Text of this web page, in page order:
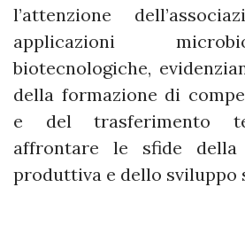
l’attenzione
applicazioni
biotecnologiche,
della formazione di
e del trasferimento
affrontare le sfide della
produttiva e dello sviluppo